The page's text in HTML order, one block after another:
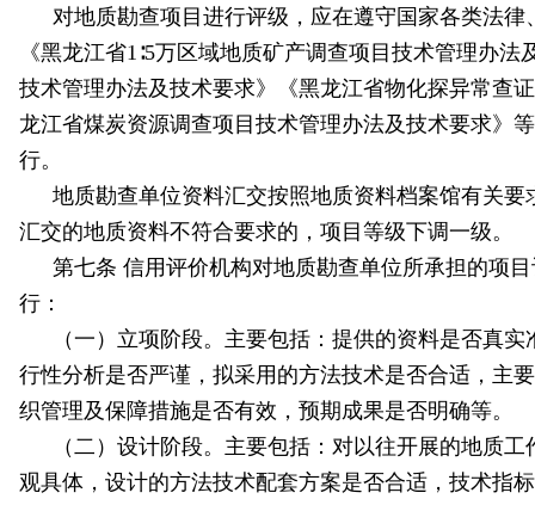
对地质勘查项目进行评级，应在遵守国家各类法
《黑龙江省1∶5万区域地质矿产调查项目技术管理办
技术管理办法及技术要求》《黑龙江省物化探异常查
龙江省煤炭资源调查项目技术管理办法及技术要求》
行。
地质勘查单位资料汇交按照地质资料档案馆有关
汇交的地质资料不符合要求的，项目等级下调一级。
第七条 信用评价机构对地质勘查单位所承担的项
行：
（一）立项阶段。主要包括：提供的资料是否真
行性分析是否严谨，拟采用的方法技术是否合适，主
织管理及保障措施是否有效，预期成果是否明确等。
（二）设计阶段。主要包括：对以往开展的地质
观具体，设计的方法技术配套方案是否合适，技术指